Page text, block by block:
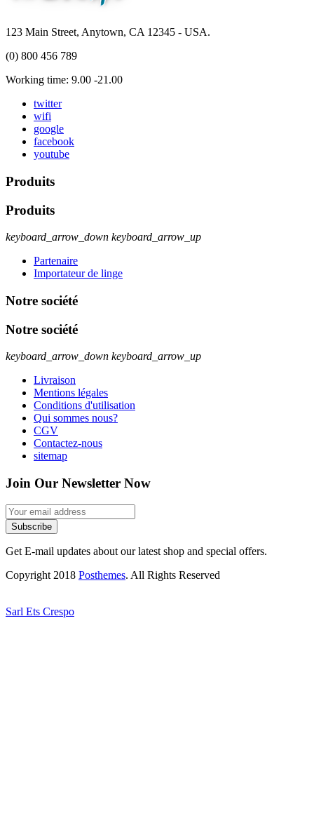
123 Main Street, Anytown, CA 12345 - USA.
(0) 800 456 789
Working time: 9.00 -21.00
twitter
wifi
google
facebook
youtube
Produits
Produits
keyboard_arrow_down keyboard_arrow_up
Partenaire
Importateur de linge
Notre société
Notre société
keyboard_arrow_down keyboard_arrow_up
Livraison
Mentions légales
Conditions d'utilisation
Qui sommes nous?
CGV
Contactez-nous
sitemap
Join Our Newsletter Now
Subscribe
Get E-mail updates about our latest shop and special offers.
Copyright 2018 Posthemes. All Rights Reserved
Sarl Ets Crespo